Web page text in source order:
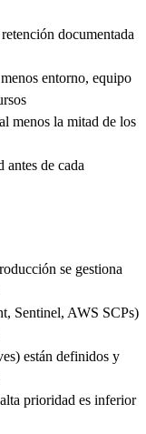
documentada
entorno, equipo
menos la mitad de los
antes de cada
se gestiona
Sentinel, AWS SCPs)
están definidos y
prioridad es inferior